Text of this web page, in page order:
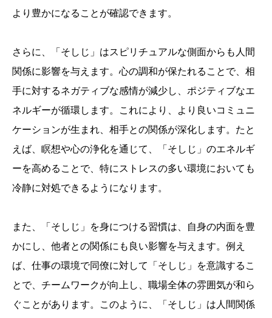
より豊かになることが確認できます。
さらに、「そしじ」はスピリチュアルな側面からも人間
関係に影響を与えます。心の調和が保たれることで、相
手に対するネガティブな感情が減少し、ポジティブなエ
ネルギーが循環します。これにより、より良いコミュニ
ケーションが生まれ、相手との関係が深化します。たと
えば、瞑想や心の浄化を通じて、「そしじ」のエネルギ
ーを高めることで、特にストレスの多い環境においても
冷静に対処できるようになります。
また、「そしじ」を身につける習慣は、自身の内面を豊
かにし、他者との関係にも良い影響を与えます。例え
ば、仕事の環境で同僚に対して「そしじ」を意識するこ
とで、チームワークが向上し、職場全体の雰囲気が和ら
ぐことがあります。このように、「そしじ」は人間関係